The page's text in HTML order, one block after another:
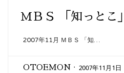
ＭＢＳ 「知っとこ」
2007年11月 ＭＢＳ 「知…
OTOEMON 2007年11月1日